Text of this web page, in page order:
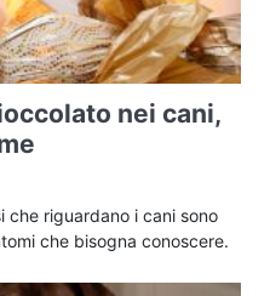
nei cani,
che riguardano i cani sono
che bisogna conoscere.